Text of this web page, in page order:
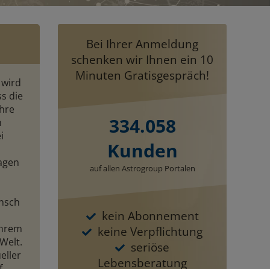
die
Bei Ihrer Anmeldung
schenken wir Ihnen ein 10
Minuten Gratisgespräch!
334.058
Kunden
auf allen Astrogroup Portalen
kein Abonnement
keine Verpflichtung
seriöse
Lebensberatung